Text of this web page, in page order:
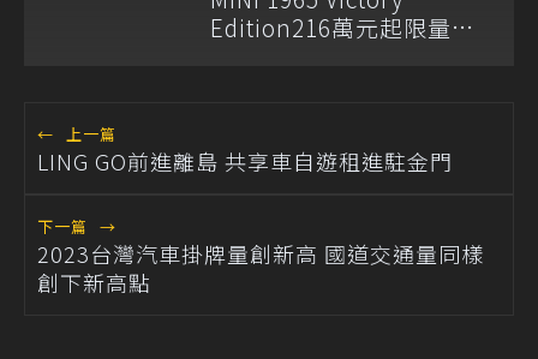
Edition216萬元起限量登
← 上一篇
LING GO前進離島 共享車自遊租進駐金門
下一篇 →
2023台灣汽車掛牌量創新高 國道交通量同樣
創下新高點